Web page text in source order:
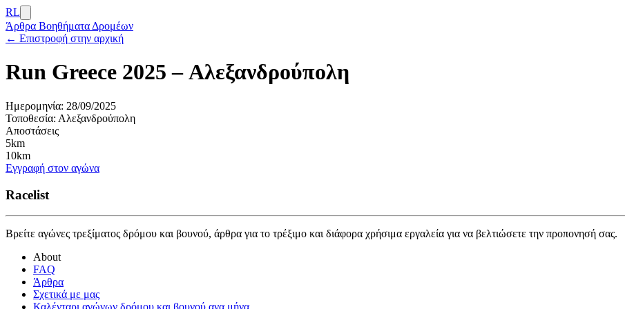
RL
Άρθρα Βοηθήματα Δρομέων
← Επιστροφή στην αρχική
Run Greece 2025 – Αλεξανδρούπολη
Ημερομηνία: 28/09/2025
Τοποθεσία: Αλεξανδρούπολη
Αποστάσεις
5km
10km
Εγγραφή στον αγώνα
Racelist
Βρείτε αγώνες τρεξίματος δρόμου και βουνού, άρθρα για το τρέξιμο και διάφορα χρήσιμα εργαλεία για να βελτιώσετε την προπονησή σας.
About
FAQ
Άρθρα
Σχετικά με μας